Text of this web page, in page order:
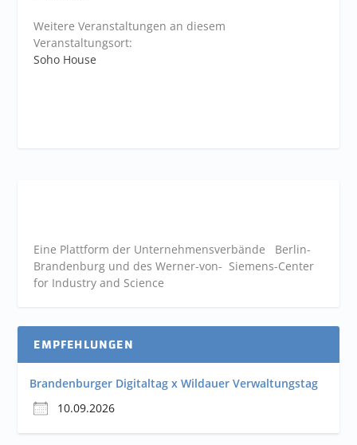
Weitere Veranstaltungen an diesem
Veranstaltungsort:
Soho House
Eine Plattform der Unternehmensverbände Berlin-
Brandenburg und des Werner-von- Siemens-Center
for Industry and Science
EMPFEHLUNGEN
Brandenburger Digitaltag x Wildauer Verwaltungstag
10.09.2026